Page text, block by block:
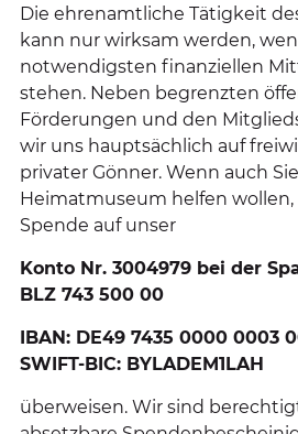
Die ehrenamtliche Tätigkeit
kann nur wirksam werden,
notwendigsten finanziellen
stehen. Neben begrenzten
Förderungen und den
wir uns hauptsächlich auf
privater Gönner. Wenn auch
Heimatmuseum helfen wollen,
Spende auf unser
Konto Nr. 3004979 bei der
BLZ 743 500 00
IBAN: DE49 7435 0000 0003
SWIFT-BIC: BYLADEM1LAH
überweisen. Wir sind